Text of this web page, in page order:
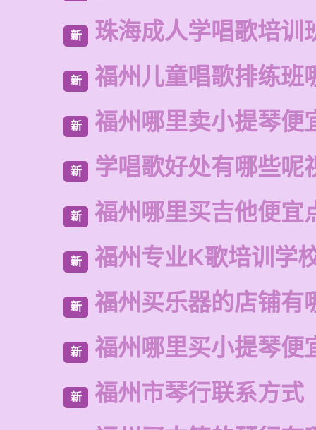
新 珠海成人学唱歌培训
新 福州儿童唱歌排练班
新 福州哪里卖小提琴便
新 学唱歌好处有哪些呢
新 福州哪里买吉他便宜
新 福州专业K歌培训学
新 福州买乐器的店铺有
新 福州哪里买小提琴便
新
福州市琴行联系方式